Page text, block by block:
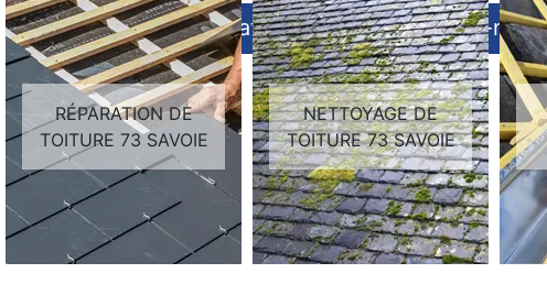
Réalisations Contactez-nous
RÉPARATION DE
TOITURE 73 SAVOIE
NETTOYAGE DE
TOITURE 73 SAVOIE